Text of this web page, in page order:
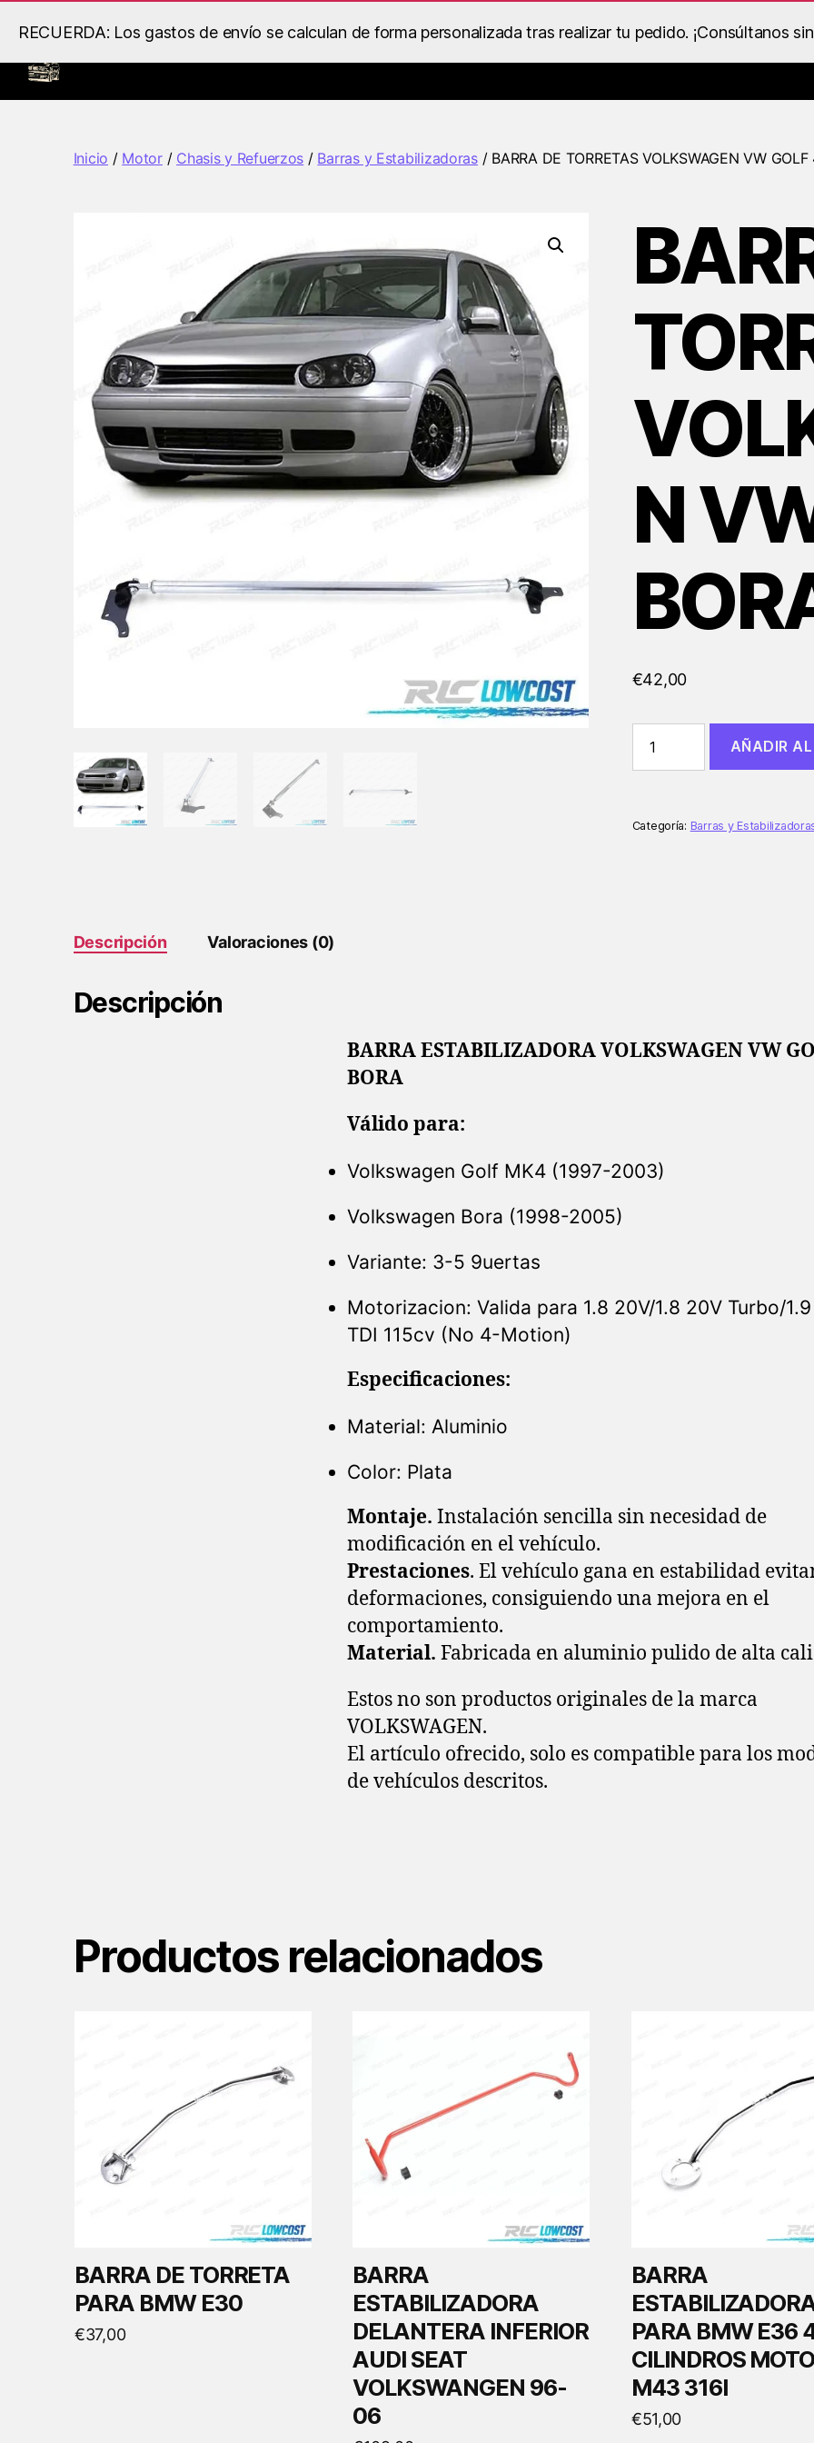
RECUERDA: Los gastos de envío se calculan de forma personalizada tras realizar tu pedido. ¡Consúltanos
Inicio / Motor/ Chasis y Refuerzos / Barras y Estabilizadoras/ BARRA DE TORRETAS VOLKSWAGEN VW GOLF
N
€42,00
DE
TORRETAS
GOLF
AÑADIR
Categoría: Barras y
Descripción Valoraciones (0)
Descripción
BARRA ESTABILIZADORA VOLKSWAGEN VW
BORA
Válido para:
Volkswagen Golf MK4 (1997-2003)
Volkswagen Bora (1998-2005)
Variante: 3-5 9uertas
Motorizacion: Valida para 1.8 20V/1.8 20V Turbo/1.9
TDI 115cv (No 4-Motion)
Especificaciones:
Material: Aluminio
Color: Plata
Montaje. Instalación sencilla sin necesidad de
modificación en el vehículo.
Prestaciones. El vehículo gana en estabilidad
deformaciones, consiguiendo una mejora en el
comportamiento.
Material. Fabricada en aluminio pulido de alta
Estos no son productos originales de la marca
VOLKSWAGEN.
El artículo ofrecido, solo es compatible para los
de vehículos descritos.
Productos relacionados
BARRA DE TORRETA
PARA BMW E30
€37,00
BARRA
ESTABILIZADORA
DELANTERA INFERIOR
AUDI SEAT
VOLKSWANGEN 96-
06
BARRA
PARA BMW E36
CILINDROS
M43 316I
€51,00